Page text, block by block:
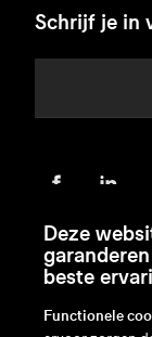
Schrijf je in
Deze
beste
Functionele